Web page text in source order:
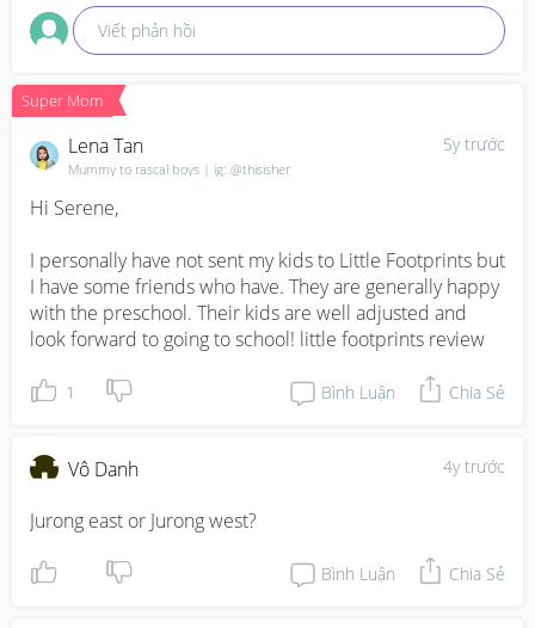
Viết phản hồi
Super Mom
5y trước
Lena Tan
Mummy to rascal boys | ig: @thisisher
Hi Serene,
I personally have not sent my kids to Little Footprints but
I have some friends who have. They are generally happy
with the preschool. Their kids are well adjusted and
look forward to going to school! little footprints review
1 Bình Luận Chia Sẻ
4y trước
Vô Danh
Jurong east or Jurong west?
Bình Luận Chia Sẻ